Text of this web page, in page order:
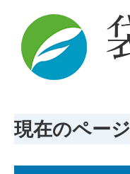
現在のページ